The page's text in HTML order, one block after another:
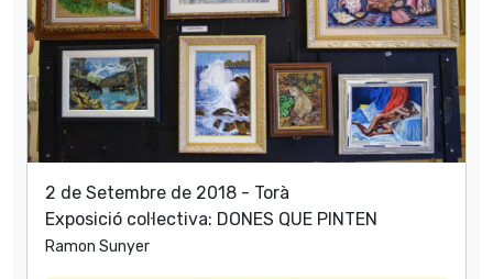
2 de Setembre de 2018 - Torà
Exposició col·lectiva: DONES QUE PINTEN
Ramon Sunyer